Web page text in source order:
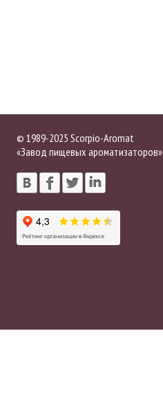
© 1989-2025 Scorpio-Aromat
«Завод пищевых ароматизаторов»